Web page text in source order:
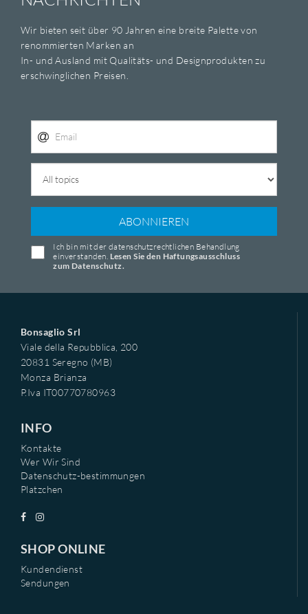
Wir bieten seit über 90 Jahren eine breite Palette von
renommierten Marken an
In- und Ausland mit Qualitäts- und Designprodukten zu
erschwinglichen Preisen.
ABONNIEREN
Ich bin mit der datenschutzrechtlichen Behandlung
einverstanden. Lesen Sie den Haftungsausschluss
zum Datenschutz.
Bonsaglio Srl
Viale della Repubblica, 200
20831 Seregno (MB)
Monza Brianza
P.Iva IT00770780963
INFO
Kontakte
Wer Wir Sind
Datenschutz-bestimmungen
Platzchen
SHOP ONLINE
Kundendienst
Sendungen